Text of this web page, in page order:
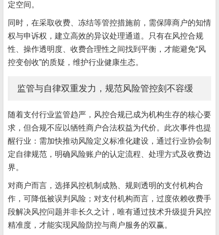
定空间。
同时，在采取收费、冻结等管控措施前，需保障商户的知情
权与申诉权，建立高效的异议处理通道。只有在风控合规
性、操作透明度、收费合理性之间找到平衡，才能避免“风
控变创收”的质疑，维护行业健康生态。
监管与自律双重发力，规范风险管控刻不容缓
随着支付行业监管趋严，风控合规已成为机构生存的核心要
求，但合规不应以牺牲商户合法权益为代价。此次事件也提
醒行业：需加快推动风险定义标准化建设，通过行业协会制
定自律规范，明确风险账户的认定流程、处理方式及收费边
界。
对商户而言，选择风控机制成熟、规则透明的支付机构合
作，可降低被误判风险；对支付机构而言，过度依赖收费手
段解决风控问题并非长久之计，唯有通过技术升级提升风控
精准度，才能实现风险防控与商户服务的双赢。